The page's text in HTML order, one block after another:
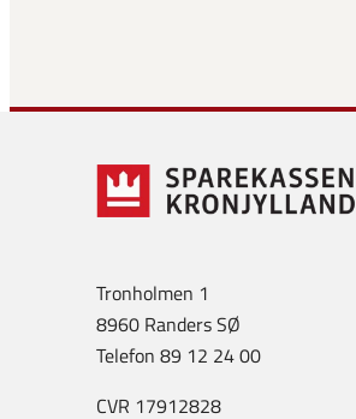
Tronholmen 1
8960 Randers SØ
Telefon 89 12 24 00
CVR 17912828